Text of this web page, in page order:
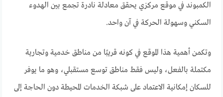
الكمبوند في موقع مركزي يحقق معادلة نادرة تجمع بين الهدوء
السكني وسهولة الحركة في آن واحد.
وتكمن أهمية هذا الموقع في كونه قريبًا من مناطق خدمية وتجارية
مكتملة بالفعل، وليس فقط مناطق توسع مستقبلي، وهو ما يوفر
للسكان إمكانية الاعتماد على شبكة الخدمات المحيطة دون الحاجة إلى